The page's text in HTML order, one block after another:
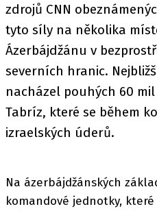
zdrojů CNN
tyto síly na několika
Ázerbájdžánu v
severních hranic.
nacházel pouhých 60
Tabríz, které se během
izraelských úderů.
Na ázerbájdžánských
komandové jednotky,